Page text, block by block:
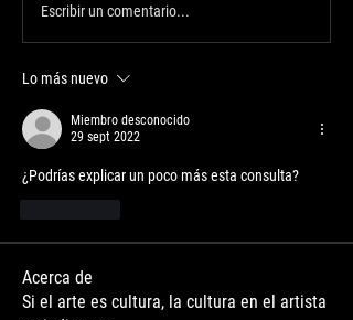
Escribir un comentario...
Lo más nuevo
Miembro desconocido
29 sept 2022
¿Podrías explicar un poco más esta consulta?
Acerca de
Si el arte es cultura, la cultura en el artista